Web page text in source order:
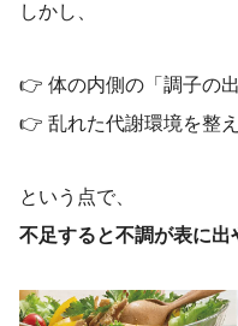
しかし、
👉 体の内側の「調子の
👉 乱れた代謝環境を整
という点で、
不足すると不調が表に出